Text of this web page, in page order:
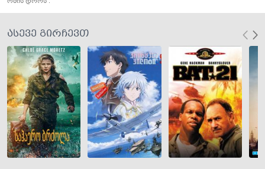
ასევე გირჩევთ